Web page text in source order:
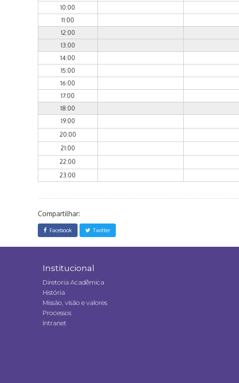
10:00
11:00
12:00
13:00
14:00
15:00
16:00
17:00
18:00
19:00
20:00
21:00
22:00
23:00
Compartilhar:
Facebook Twitter
Institucional
Diretoria Acadêmica
História
Missão, visão e valores
Processos
Intranet